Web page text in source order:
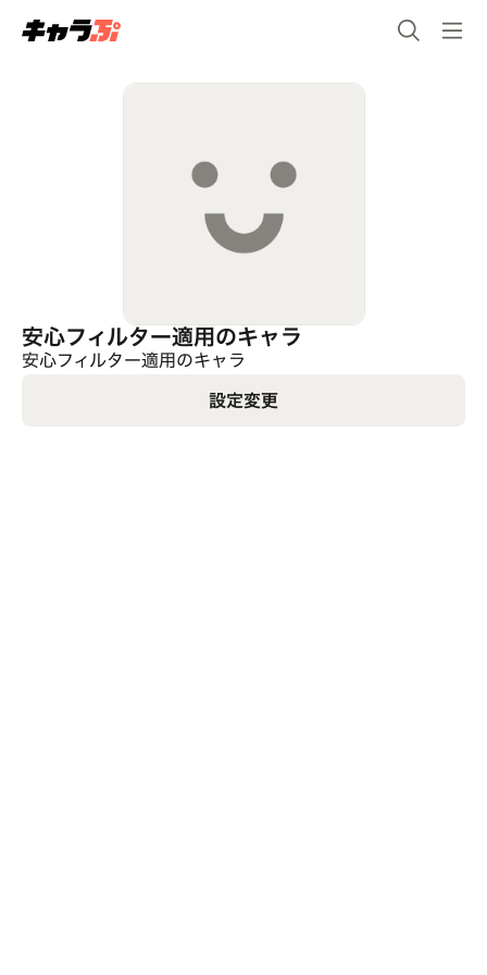
安心フィルター適用のキャラ
安心フィルター適用のキャラ
設定変更